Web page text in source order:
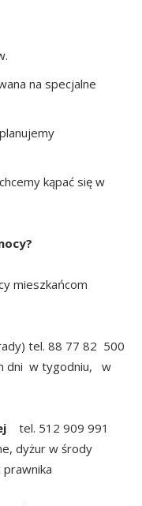
na specjalne
kąpać się w
mieszkańcom
tel. 88 77 82 500
dni w tygodniu, w
tel. 512 909 991
dyżur w środy